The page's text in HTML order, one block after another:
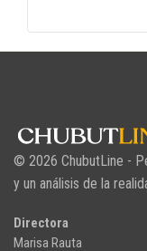
© 2026 ChubutLine -
y un análisis de la
Directora
Marisa Rauta